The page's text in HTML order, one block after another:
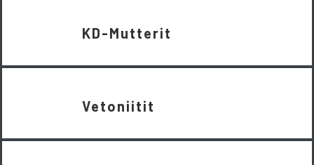
KD-Mutterit
Vetoniitit